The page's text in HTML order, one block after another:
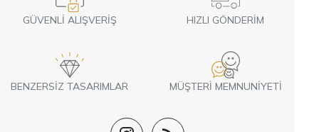
GÜVENLI ALIŞVERIŞ HIZLI GÖNDERIM
BENZERSIZ TASARIMLAR MÜŞTERI MEMNUNIYETI